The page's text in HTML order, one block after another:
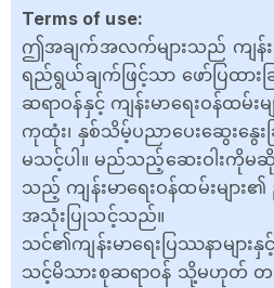
Terms of use:
ဤအချက်အလက်များသည် ကျန်းမ
ရည်ရွယ်ချက်ဖြင့်သာ ဖော်ပြထားခ
ဆရာဝန်နှင့် ကျန်းမာရေးဝန်ထမ်းမျ
ကုထုံး၊ နှစ်သိမ့်ပညာပေးဆွေးနွေးခ
မသင့်ပါ။ မည်သည့်ဆေးဝါးကိုမ
သည့် ကျန်းမာရေးဝန်ထမ်းများ၏
အသုံးပြုသင့်သည်။
သင်၏ကျန်းမာရေးပြဿနာမျ
သင့်မိသားစုဆရာဝန် သို့မဟုတ် တ